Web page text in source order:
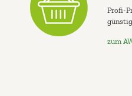
Profi-
zum